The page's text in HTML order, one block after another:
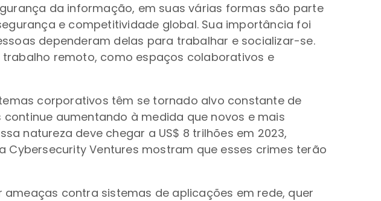
da informação, em suas várias formas são parte
e competitividade global. Sua importância foi
dependeram delas para trabalhar e socializar-se.
remoto, como espaços colaborativos e
corporativos têm se tornado alvo constante de
aumentando à medida que novos e mais
natureza deve chegar a US$ 8 trilhões em 2023,
Ventures mostram que esses crimes terão
contra sistemas de aplicações em rede, quer